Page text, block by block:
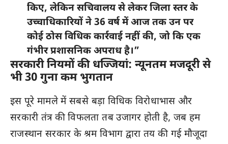
किए, लेकिन सचिवालय से लेकर जिला स्तर के
उच्चाधिकारियों ने 36 वर्ष में आज तक उन पर
कोई ठोस विधिक कार्रवाई नहीं की, जो कि एक
गंभीर प्रशासनिक अपराध है।”
सरकारी नियमों की धज्जियां: न्यूनतम मजदूरी से
भी 30 गुना कम भुगतान
इस पूरे मामले में सबसे बड़ा विधिक विरोधाभास और
सरकारी तंत्र की विफलता तब उजागर होती है, जब हम
राजस्थान सरकार के श्रम विभाग द्वारा तय की गई मौजूदा